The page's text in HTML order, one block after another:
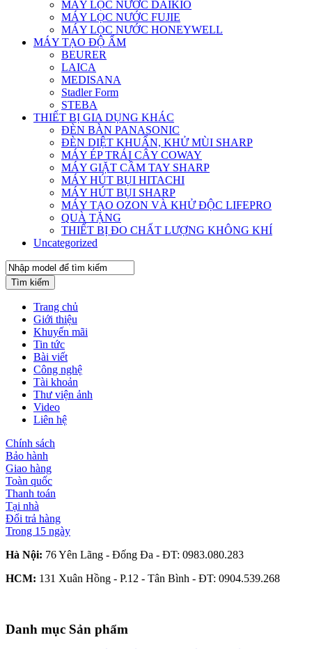
MÁY LỌC NƯỚC DAIKIO
MÁY LỌC NƯỚC FUJIE
MÁY LỌC NƯỚC HONEYWELL
MÁY TẠO ĐỘ ẨM
BEURER
LAICA
MEDISANA
Stadler Form
STEBA
THIẾT BỊ GIA DỤNG KHÁC
ĐÈN BÀN PANASONIC
ĐÈN DIỆT KHUẨN, KHỬ MÙI SHARP
MÁY ÉP TRÁI CÂY COWAY
MÁY GIẶT CẦM TAY SHARP
MÁY HÚT BỤI HITACHI
MÁY HÚT BỤI SHARP
MÁY TẠO OZON VÀ KHỬ ĐỘC LIFEPRO
QUÀ TẶNG
THIẾT BỊ ĐO CHẤT LƯỢNG KHÔNG KHÍ
Uncategorized
Tìm kiếm
Trang chủ
Giới thiệu
Khuyến mãi
Tin tức
Bài viết
Công nghệ
Tài khoản
Thư viện ảnh
Video
Liên hệ
Chính sách
Bảo hành
Giao hàng
Toàn quốc
Thanh toán
Tại nhà
Đổi trả hàng
Trong 15 ngày
Hà Nội: 76 Yên Lãng - Đống Đa - ĐT: 0983.080.283
HCM: 131 Xuân Hồng - P.12 - Tân Bình - ĐT: 0904.539.268
Danh mục Sản phẩm